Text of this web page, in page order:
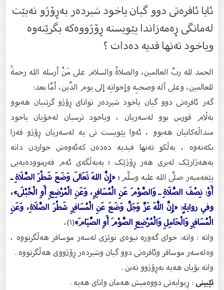
ئایا ئافرەتی دوو گیان یاخود شیردەر بەڕۆژو نەبێت
لەمانگی ڕەمەزاندا پێویستە ڕۆژووەکە بگرێتەوە
ویاخود تەنها فدیە دەدات ؟
الحمد لله ربِّ العالمين، والصلاةُ والسلام على مَنْ أرسله الله رحمةً
للعالمين، وعلى آله وصحبِه وإخوانِه إلى يوم الدِّين، أمَّا بعد:
گەر ئافرەتی دوو گیان یاخود شیردەر توانای ڕۆژو گرتنیان هەبوو
بەڵام قورس بوو لەسەریان ، ویاخود ترسیان لەخۆیان یاخود
منداڵەکانیان هەبوو ، ئەوا پێویست نی یە لەسەریان ڕۆژو قەزا
بکەنەوە ، بەڵکو تەنها فیدیە دەدەن کەئەوەش خواردن دانە
بەهەژارێک لەبری هەر ڕۆژێک ؛ بەبەڵگەی ئەم فەرموودەیەیی
پێغەمبەر صلَّى الله عليه وسلَّم: «إِنَّ اللهَ تَعَالَى وَضَعَ شَطْرَ الصَّلَاةِ ـ
أَوْ: نِصْفَ الصَّلَاةِ ـ وَالصَّوْمَ عَنِ الْمُسَافِرِ، وَعَنِ الْمُرْضِعِ أَوِ الْحُبْلَى»،
وفي روايةٍ: «إِنَّ اللَّهَ عَزَّ وَجَلَّ وَضَعَ عَنِ الْمُسَافِرِ شَطْرَ الصَّلَاةِ، وَعَنِ
الْمُسَافِرِ وَالْحَامِلِ وَالْمُرْضِعِ الصَّوْمَ أَوِ الصِّيَامَ»(١)،
واتە : واتە: خوای گەورە نیوەی نوێژی لەسەر موسافر هەڵگرتووە ،
وەلەسەر موسافر وئافرەتی دوو گیان وشیردەر ڕۆژووی هەڵگرتووە .
واتە بۆیان هەیە بەڕۆژوو نەبن .
تێبینی: ڕیوایەتی دووەمیش هەمان واتای هەیە .